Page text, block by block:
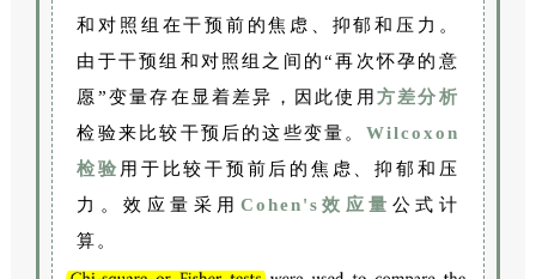
和对照组在干预前的焦虑、抑郁和压力。
由于干预组和对照组之间的“再次怀孕的意
愿”变量存在显着差异，因此使用 方差分析
检验来比较干预后的这些变量。 Wilcoxon
检验 用于比较干预前后的焦虑、抑郁和压
力。效应量采用 Cohen's效应量 公式计
算。